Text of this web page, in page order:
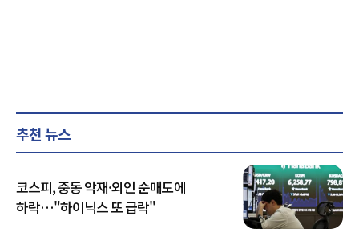
추천 뉴스
코스피, 중동 악재·외인 순매도에
하락…"하이닉스 또 급락"